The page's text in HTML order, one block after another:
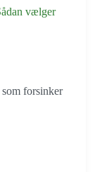
vælger
forsinker